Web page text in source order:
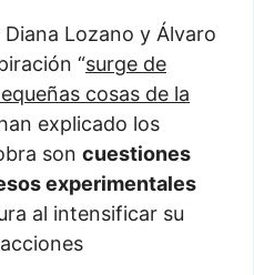
Lozano y Álvaro
“surge de
cosas de la
explicado los
son cuestiones
experimentales
al intensificar su